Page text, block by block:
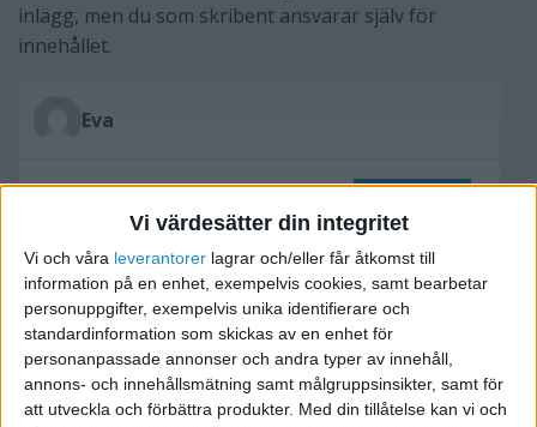
Vi värdesätter din integritet
Vi och våra leverantorer lagrar och/eller får åtkomst till
information på en enhet, exempelvis cookies, samt bearbetar
personuppgifter, exempelvis unika identifierare och
standardinformation som skickas av en enhet för
personanpassade annonser och andra typer av innehåll,
annons- och innehållsmätning samt målgruppsinsikter, samt för
att utveckla och förbättra produkter. Med din tillåtelse kan vi och
inlägg, men du som skribent ansvarar själv för
innehållet.
Eva
Ej hämtade varor
2024-11-19 09:37
Var kan man läsa om regler som gäller ang detta.